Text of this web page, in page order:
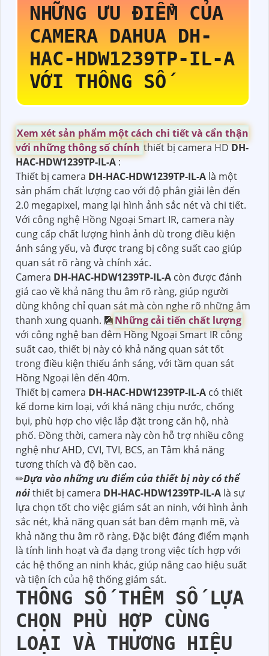
NHỮNG ƯU ĐIỂM CỦA
CAMERA DAHUA DH-
HAC-HDW1239TP-IL-A
VỚI THÔNG SỐ
Xem xét sản phẩm một cách chi tiết và cẩn thận
với những thông số chínhthiết bị camera HDDH-
HAC-HDW1239TP-IL-A:
Thiết bị camera DH-HAC-HDW1239TP-IL-A là một
sản phẩm chất lượng cao với độ phân giải lên đến
2.0 megapixel, mang lại hình ảnh sắc nét và chi tiết.
Với công nghệ Hồng Ngoại Smart IR, camera này
cung cấp chất lượng hình ảnh dù trong điều kiện
ánh sáng yếu, và được trang bị công suất cao giúp
quan sát rõ ràng và chính xác.
Camera DH-HAC-HDW1239TP-IL-A còn được đánh
giá cao về khả năng thu âm rõ ràng, giúp người
dùng không chỉ quan sát mà còn nghe rõ những âm
thanh xung quanh. 🎑Những cải tiến chất lượng
với công nghệ ban đêm Hồng Ngoại Smart IR công
suất cao, thiết bị này có khả năng quan sát tốt
trong điều kiện thiếu ánh sáng, với tầm quan sát
Hồng Ngoại lên đến 40m.
Thiết bị camera DH-HAC-HDW1239TP-IL-A có thiết
kế dome kim loại, với khả năng chịu nước, chống
bụi, phù hợp cho việc lắp đặt trong căn hộ, nhà
phố. Đồng thời, camera này còn hỗ trợ nhiều công
nghệ như AHD, CVI, TVI, BCS, an Tâm khả năng
tương thích và độ bền cao.
✏Dựa vào những ưu điểm của thiết bị này có thể
nóithiết bị camera DH-HAC-HDW1239TP-IL-A là sự
lựa chọn tốt cho việc giám sát an ninh, với hình ảnh
sắc nét, khả năng quan sát ban đêm mạnh mẽ, và
khả năng thu âm rõ ràng. Đặc biệt đáng điểm mạnh
là tính linh hoạt và đa dạng trong việc tích hợp với
các hệ thống an ninh khác, giúp nâng cao hiệu suất
và tiện ích của hệ thống giám sát.
THÔNG SỐ THÊM SỐ LỰA
CHỌN PHÙ HỢP CÙNG
LOẠI VÀ THƯƠNG HIỆU